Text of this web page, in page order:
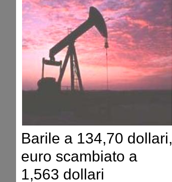
Barile a 134,70 dollari,
euro scambiato a
1,563 dollari